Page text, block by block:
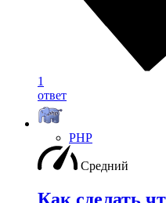
1
ответ
PHP
Средний